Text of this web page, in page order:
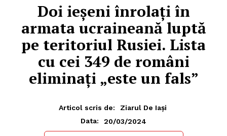
Doi ieșeni înrolaţi în
armata ucraineană luptă
pe teritoriul Rusiei. Lista
cu cei 349 de români
eliminați „este un fals”
Articol scris de:
Ziarul De Iași
Data:
20/03/2024